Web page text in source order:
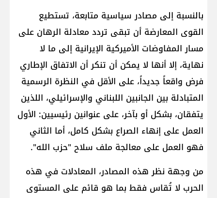
بالنسبة إلى مصادر سياسية متابعة، تستطيع
القوى المعارضة أن تبقى تردد معادلة الرهان على
مسار ​المفاوضات الأميركية الإيرانية​ إلى ما لا
نهاية، إلا أنها لا يمكن أن تنكر أن الاتفاق الإطاري
فرض واقعاً جديداً، على الأقل في النظرة الرسمية
المتبادلة بين الجانبين اللبناني والإسرائيلي، اللذين
يتفقان، بشكل أو بآخر، على عنوانين رئيسيين: الأول
العمل على إنهاء الصراع بشكل كامل، أما الثاني
فهو العمل على معالجة ملف سلاح "​حزب الله​".
من وجهة نظر هذه المصادر، المعادلات في هذه
الحرب لا تُقاس فقط بما هو قائم على المستوى